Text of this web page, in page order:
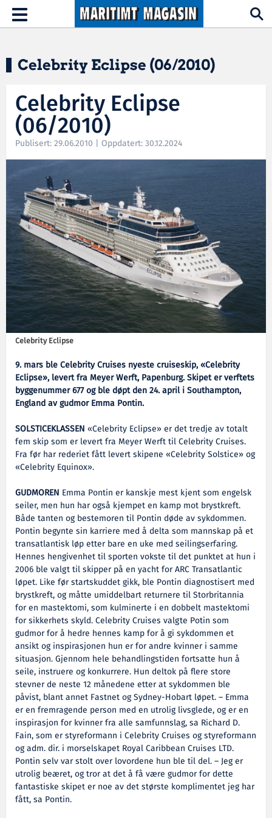
Hopp til hovedinnhold
Toggle
navigation
Celebrity Eclipse (06/2010)
Celebrity Eclipse
(06/2010)
Publisert: 29.06.2010 | Oppdatert: 30.12.2024
Celebrity Eclipse
9. mars ble Celebrity Cruises nyeste cruiseskip, «Celebrity
Eclipse», levert fra Meyer Werft, Papenburg. Skipet er verftets
byggenummer 677 og ble døpt den 24. april i Southampton,
England av gudmor Emma Pontin.
SOLSTICEKLASSEN «Celebrity Eclipse» er det tredje av totalt
fem skip som er levert fra Meyer Werft til Celebrity Cruises.
Fra før har rederiet fått levert skipene «Celebrity Solstice» og
«Celebrity Equinox».
GUDMOREN Emma Pontin er kanskje mest kjent som engelsk
seiler, men hun har også kjempet en kamp mot brystkreft.
Både tanten og bestemoren til Pontin døde av sykdommen.
Pontin begynte sin karriere med å delta som mannskap på et
transatlantisk løp etter bare en uke med seilingserfaring.
Hennes hengivenhet til sporten vokste til det punktet at hun i
2006 ble valgt til skipper på en yacht for ARC Transatlantic
løpet. Like før startskuddet gikk, ble Pontin diagnostisert med
brystkreft, og måtte umiddelbart returnere til Storbritannia
for en mastektomi, som kulminerte i en dobbelt mastektomi
for sikkerhets skyld. Celebrity Cruises valgte Potin som
gudmor for å hedre hennes kamp for å gi sykdommen et
ansikt og inspirasjonen hun er for andre kvinner i samme
situasjon. Gjennom hele behandlingstiden fortsatte hun å
seile, instruere og konkurrere. Hun deltok på flere store
stevner de neste 12 månedene etter at sykdommen ble
påvist, blant annet Fastnet og Sydney-Hobart løpet. – Emma
er en fremragende person med en utrolig livsglede, og er en
inspirasjon for kvinner fra alle samfunnslag, sa Richard D.
Fain, som er styreformann i Celebrity Cruises og styreformann
og adm. dir. i morselskapet Royal Caribbean Cruises LTD.
Pontin selv var stolt over lovordene hun ble til del. – Jeg er
utrolig beæret, og tror at det å få være gudmor for dette
fantastiske skipet er noe av det største komplimentet jeg har
fått, sa Pontin.